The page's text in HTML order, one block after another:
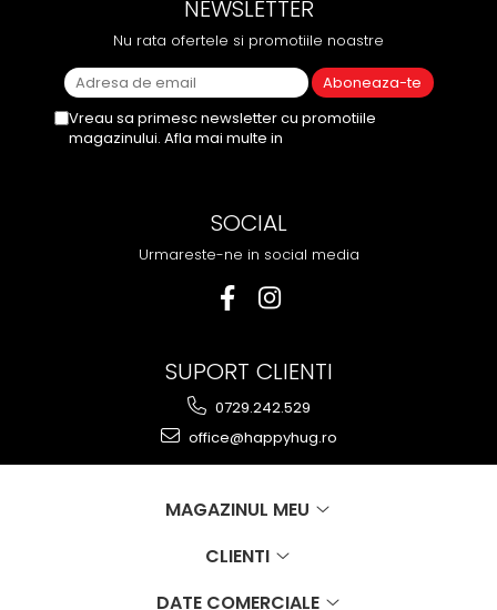
NEWSLETTER
Nu rata ofertele si promotiile noastre
Vreau sa primesc newsletter cu promotiile
magazinului. Afla mai multe in
SOCIAL
Urmareste-ne in social media
SUPORT CLIENTI
0729.242.529
office@happyhug.ro
MAGAZINUL MEU
CLIENTI
DATE COMERCIALE